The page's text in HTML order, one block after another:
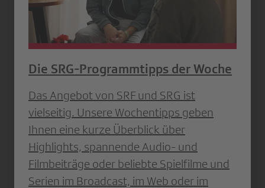
Die SRG-Programmtipps der Woche
Das Angebot von SRF und SRG ist
vielseitig. Unsere Wochentipps geben
Ihnen eine kurze Überblick über
Highlights, spannende Audio- und
Filmbeiträge oder beliebte Spielfilme und
Serien im Broadcast, im Web oder im